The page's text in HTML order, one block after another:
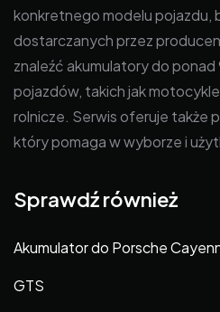
konkretnego modelu pojazdu,
dostarczanych przez
znaleźć akumulatory do
pojazdów, takich jak
rolnicze. Serwis oferuje także
który pomaga w wyborze i
Sprawdź również
Akumulator do Porsche
GTS